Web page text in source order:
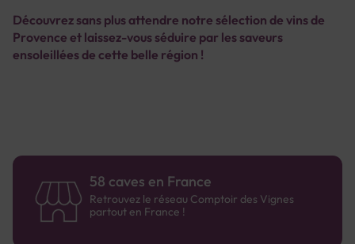
Découvrez sans plus attendre notre sélection de vins de
Provence et laissez-vous séduire par les saveurs
ensoleillées de cette belle région !
58 caves en France
Retrouvez le réseau Comptoir des Vignes
partout en France !